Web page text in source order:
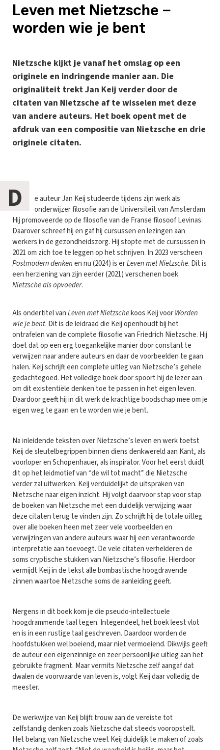
Leven met Nietzsche –
worden wie je bent
Nietzsche kijkt je vanaf het omslag op een
originele en indringende manier aan. Die
originaliteit trekt Jan Keij verder door de
citaten van Nietzsche af te wisselen met deze
van andere auteurs. Het boek opent met de
afdruk van een compositie van Nietzsche en drie
originele citaten.
D
e auteur Jan Keij studeerde tijdens zijn werk als
onderwijzer filosofie aan de Universiteit van Amsterdam.
Hij promoveerde op de filosofie van de Franse filosoof Levinas.
Daarover schreef hij en gaf hij cursussen en lezingen aan
werkers in de gezondheidszorg. Hij stopte met de cursussen in
2021 om zich toe te leggen op het schrijven. In 2023 verscheen
Postmodern denkenen nu (2024) is erLeven met Nietzsche. Dit is
een herziening van zijn eerder (2021) verschenen boek
Nietzsche als opvoeder.
Als ondertitel vanLeven met Nietzschekoos Keij voorWorden
wie je bent. Dit is de leidraad die Keij openhoudt bij het
ontrafelen van de complete filosofie van Friedrich Nietzsche. Hij
doet dat op een erg toegankelijke manier door constant te
verwijzen naar andere auteurs en daar de voorbeelden te gaan
halen. Keij schrijft een complete uitleg van Nietzsche’s gehele
gedachtegoed. Het volledige boek door spoort hij de lezer aan
om dit existentiële denken toe te passen in het eigen leven.
Daardoor geeft hij in dit werk de krachtige boodschap mee om je
eigen weg te gaan en te worden wie je bent.
Na inleidende teksten over Nietzsche’s leven en werk toetst
Keij de sleutelbegrippen binnen diens denkwereld aan Kant, als
voorloper en Schopenhauer, als inspirator. Voor het eerst duidt
dit op het leidmotief van “de wil tot macht” die Nietzsche
verder zal uitwerken. Keij verduidelijkt de uitspraken van
Nietzsche naar eigen inzicht. Hij volgt daarvoor stap voor stap
de boeken van Nietzsche met een duidelijk verwijzing waar
deze citaten terug te vinden zijn. Zo schrijft hij de totale uitleg
over alle boeken heen met zeer vele voorbeelden en
verwijzingen van andere auteurs waar hij een verantwoorde
interpretatie aan toevoegt. De vele citaten verhelderen de
soms cryptische stukken van Nietzsche’s filosofie. Hierdoor
vermijdt Keij in de tekst alle bombastische hoogdravende
zinnen waartoe Nietzsche soms de aanleiding geeft.
Nergens in dit boek kom je die pseudo-intellectuele
hoogdrammende taal tegen. Integendeel, het boek leest vlot
en is in een rustige taal geschreven. Daardoor worden de
hoofdstukken wel boeiend, maar niet vermoeiend. Dikwijls geeft
de auteur een eigenzinnige en zeer persoonlijke uitleg aan het
gebruikte fragment. Maar vermits Nietzsche zelf aangaf dat
dwalen de voorwaarde van leven is, volgt Keij daar volledig de
meester.
De werkwijze van Keij blijft trouw aan de vereiste tot
zelfstandig denken zoals Nietzsche dat steeds vooropstelt.
Het belang van Nietzsche weet Keij duidelijk te maken of zoals